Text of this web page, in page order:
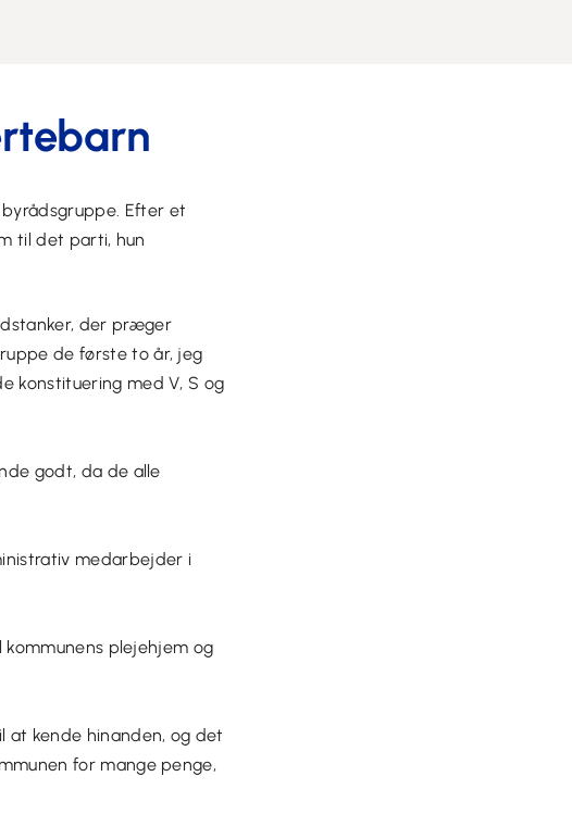
Efter et
til det parti, hun
der præger
de første to år, jeg
konstituering med V, S og
godt, da de alle
medarbejder i
plejehjem og
kende hinanden, og det
for mange penge,